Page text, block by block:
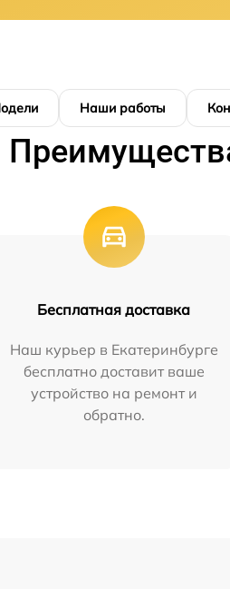
Наши работы
Бесплатная доставка
Наш курьер в Екатеринбурге
бесплатно доставит ваше
устройство на ремонт и
обратно.